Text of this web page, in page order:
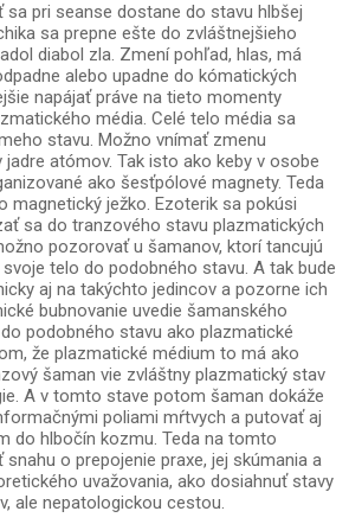
pri seanse dostane do stavu hlbšej
sa prepne ešte do zvláštnejšieho
diabol zla. Zmení pohľad, hlas, má
alebo upadne do kómatických
napájať práve na tieto momenty
média. Celé telo média sa
stavu. Možno vnímať zmenu
atómov. Tak isto ako keby v osobe
ako šesťpólové magnety. Teda
magnetický ježko. Ezoterik sa pokúsi
sa do tranzového stavu plazmatických
pozorovať u šamanov, ktorí tancujú
telo do podobného stavu. A tak bude
aj na takýchto jedincov a pozorne ich
bubnovanie uvedie šamanského
podobného stavu ako plazmatické
že plazmatické médium to má ako
šaman vie zvláštny plazmatický stav
A v tomto stave potom šaman dokáže
poliami mŕtvych a putovať aj
do hlbočín kozmu. Teda na tomto
o prepojenie praxe, jej skúmania a
uvažovania, ako dosiahnuť stavy
ale nepatologickou cestou.